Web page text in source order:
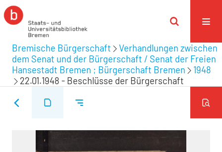
Bremische Bürgerschaft
Verhandlungen zwischen
dem Senat und der Bürgerschaft / Senat der Freien
Hansestadt Bremen ; Bürgerschaft Bremen
1948
22.01.1948 - Beschlüsse der Bürgerschaft